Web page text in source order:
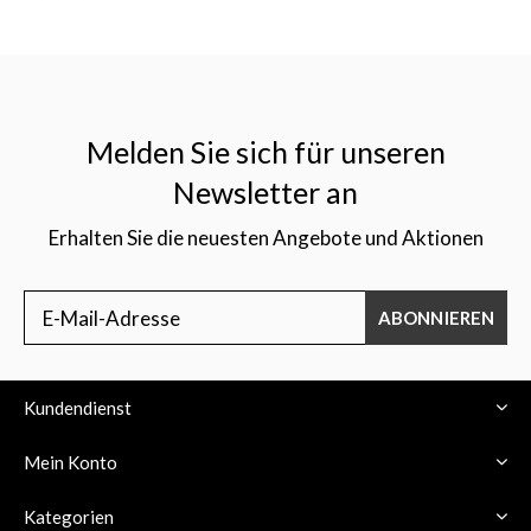
Melden Sie sich für unseren
Newsletter an
Erhalten Sie die neuesten Angebote und Aktionen
ABONNIEREN
Kundendienst
Mein Konto
Kategorien